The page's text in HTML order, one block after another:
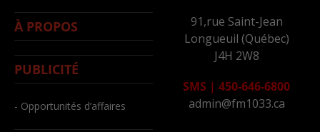
À PROPOS
PUBLICITÉ
- Opportunités d’affaires
91,rue Saint-Jean
Longueuil (Québec)
J4H 2W8
SMS | 450-646-6800
admin@fm1033.ca